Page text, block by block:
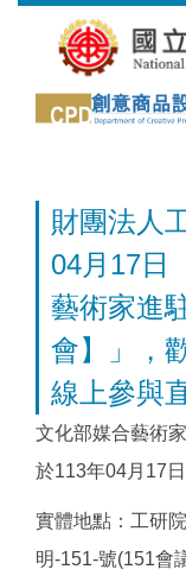
財團法人
04月17日
藝術家進
會】」，
線上參與
文化部媒合藝術
於113年04月17
實體地點：工研
明-151-號(151會